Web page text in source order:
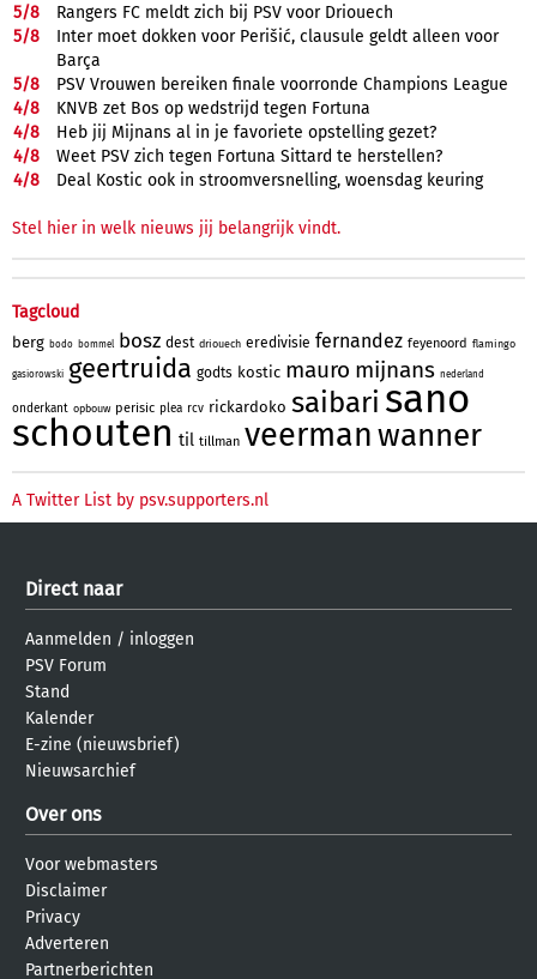
5/8
Rangers FC meldt zich bij PSV voor Driouech
5/8
Inter moet dokken voor Perišić, clausule geldt alleen voor
Barça
5/8
PSV Vrouwen bereiken finale voorronde Champions League
4/8
KNVB zet Bos op wedstrijd tegen Fortuna
4/8
Heb jij Mijnans al in je favoriete opstelling gezet?
4/8
Weet PSV zich tegen Fortuna Sittard te herstellen?
4/8 Deal Kostic ook in stroomversnelling, woensdag keuring
Stel hier in welk nieuws jij belangrijk vindt.
Tagcloud
berg bodo bommel bosz dest driouech eredivisie fernandez feyenoord flamingo
gasiorowski geertruida godts kostic mauro mijnans nederland
onderkant opbouw perisic plea rcv rickardoko saibari sano
schouten til tillman veermanwanner
A Twitter List by psv.supporters.nl
Direct naar
Aanmelden / inloggen
PSV Forum
Stand
Kalender
E-zine (nieuwsbrief)
Nieuwsarchief
Over ons
Voor webmasters
Disclaimer
Privacy
Adverteren
Partnerberichten